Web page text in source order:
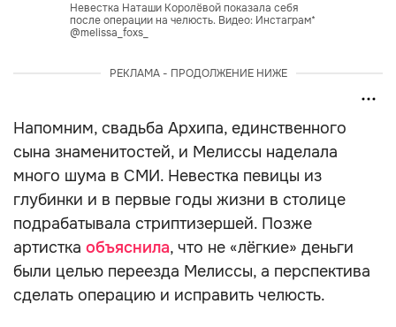
Невестка Наташи Королёвой показала себя
после операции на челюсть. Видео: Инстаграм*
@melissa_foxs_
РЕКЛАМА - ПРОДОЛЖЕНИЕ НИЖЕ
Напомним, свадьба Архипа, единственного
сына знаменитостей, и Мелиссы наделала
много шума в СМИ. Невестка певицы из
глубинки и в первые годы жизни в столице
подрабатывала стриптизершей. Позже
артистка объяснила, что не «лёгкие» деньги
были целью переезда Мелиссы, а перспектива
сделать операцию и исправить челюсть.